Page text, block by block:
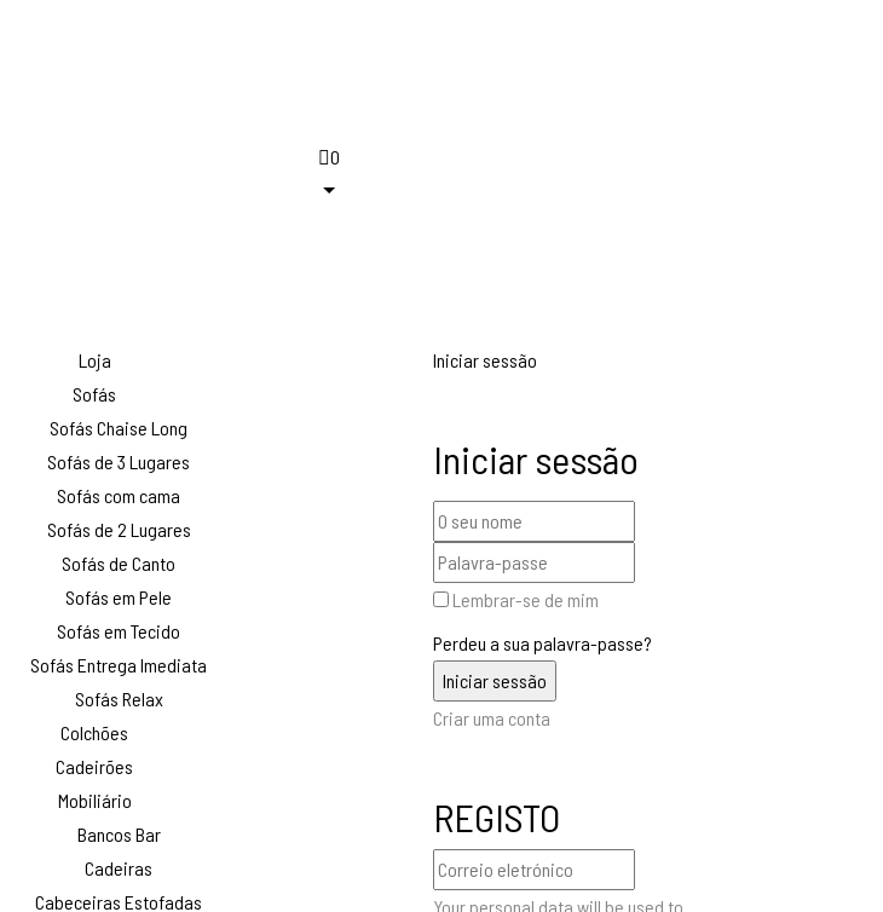
0
Loja
Sofás
Sofás Chaise Long
Sofás de 3 Lugares
Sofás com cama
Sofás de 2 Lugares
Sofás de Canto
Sofás em Pele
Sofás em Tecido
Sofás Entrega Imediata
Sofás Relax
Colchões
Cadeirões
Mobiliário
Bancos Bar
Cadeiras
Cabeceiras Estofadas
Iniciar sessão
Iniciar sessão
Lembrar-se de mim
Perdeu a sua palavra-passe?
Criar uma conta
REGISTO
Your personal data will be used to